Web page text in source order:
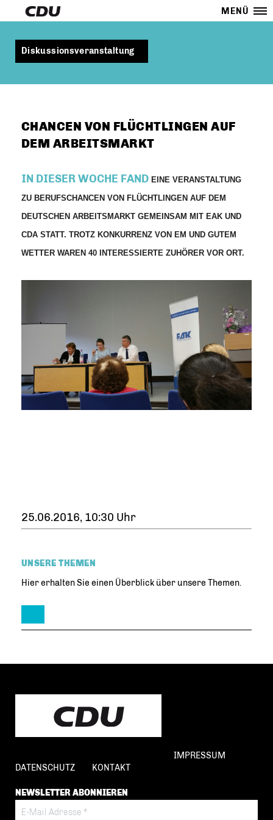
MENÜ
Diskussionsveranstaltung
CHANCEN VON FLÜCHTLINGEN AUF
DEM ARBEITSMARKT
IN DIESER WOCHE FAND EINE VERANSTALTUNG
ZU BERUFSCHANCEN VON FLÜCHTLINGEN AUF DEM
DEUTSCHEN ARBEITSMARKT GEMEINSAM MIT EAK UND
CDA STATT. TROTZ KONKURRENZ VON EM UND GUTEM
WETTER WAREN 40 INTERESSIERTE ZUHÖRER VOR ORT.
25.06.2016, 10:30 Uhr
UNSERE THEMEN
Hier erhalten Sie einen Überblick über unsere Themen.
IMPRESSUM
DATENSCHUTZ
KONTAKT
NEWSLETTER ABONNIEREN